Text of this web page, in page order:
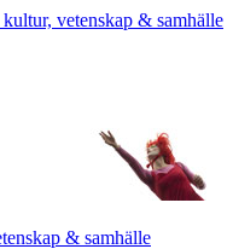
& samhälle